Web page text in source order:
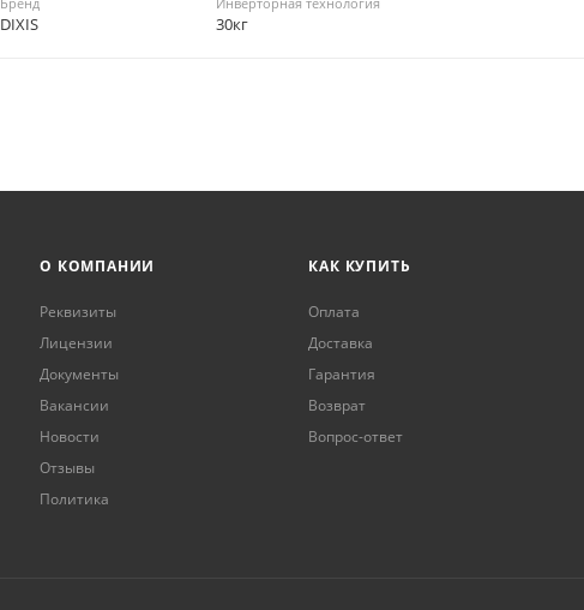
DIXIS 30кг
О КОМПАНИИ
Реквизиты
Лицензии
Документы
Вакансии
Новости
Отзывы
Политика
КАК КУПИТЬ
Оплата
Доставка
Гарантия
Возврат
Вопрос-ответ